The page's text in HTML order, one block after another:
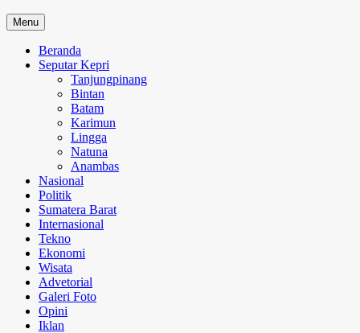
sempadanpos.com
Menyampaikan Berita Dengan Analisa
Menu
Beranda
Seputar Kepri
Tanjungpinang
Bintan
Batam
Karimun
Lingga
Natuna
Anambas
Nasional
Politik
Sumatera Barat
Internasional
Tekno
Ekonomi
Wisata
Advetorial
Galeri Foto
Opini
Iklan